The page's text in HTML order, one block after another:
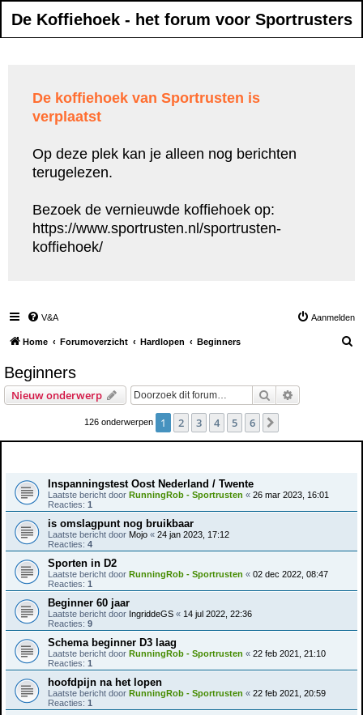
De Koffiehoek - het forum voor Sportrusters
De koffiehoek van Sportrusten is
verplaatst
Op deze plek kan je alleen nog berichten
terugelezen.
Bezoek de vernieuwde koffiehoek op:
https://www.sportrusten.nl/sportrusten-
koffiehoek/
V&A Aanmelden
Home Forumoverzicht Hardlopen Beginners
Beginners
Nieuw onderwerp Zoek
126 onderwerpen 1 2 3 4 5 6
Inspanningstest Oost Nederland / Twente
Laatste bericht door RunningRob - Sportrusten « 26 mar 2023, 16:01
Reacties: 1
is omslagpunt nog bruikbaar
Laatste bericht door Mojo « 24 jan 2023, 17:12
Reacties: 4
Sporten in D2
Laatste bericht door RunningRob - Sportrusten « 02 dec 2022, 08:47
Reacties: 1
Beginner 60 jaar
Laatste bericht door IngriddeGS « 14 jul 2022, 22:36
Reacties: 9
Schema beginner D3 laag
Laatste bericht door RunningRob - Sportrusten « 22 feb 2021, 21:10
Reacties: 1
hoofdpijn na het lopen
Laatste bericht door RunningRob - Sportrusten « 22 feb 2021, 20:59
Reacties: 1